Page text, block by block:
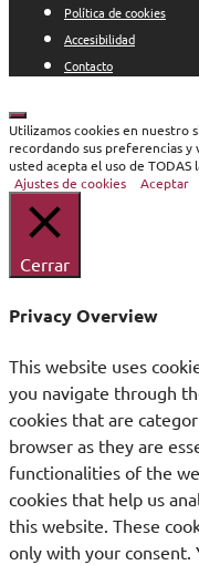
Política de cookies
Accesibilidad
Contacto
Cerrar
Utilizamos cookies en nuestro
recordando sus preferencias
usted acepta el uso de TODAS
Ajustes de cookies
Aceptar
Cerrar
Privacy Overview
This website uses
you navigate through
cookies that are
browser as they are
functionalities of the
cookies that help us
this website. These
only with your consent.